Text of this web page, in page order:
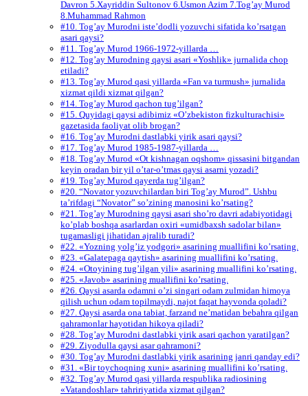
Davron 5.Xayriddin Sultonov 6.Usmon Azim 7.Tog’ay Murod
8.Muhammad Rahmon
#10. Tog’ay Murodni iste’dodli yozuvchi sifatida ko’rsatgan
asari qaysi?
#11. Tog’ay Murod 1966-1972-yillarda …
#12. Tog’ay Murodning qaysi asari «Yoshlik» jurnalida chop
etiladi?
#13. Tog’ay Murod qasi yillarda «Fan va turmush» jurnalida
xizmat qildi xizmat qilgan?
#14. Tog’ay Murod qachon tug’ilgan?
#15. Quyidagi qaysi adibimiz «O’zbekiston fizkulturachisi»
gazetasida faoliyat olib brogan?
#16. Tog’ay Murodni dastlabki yirik asari qaysi?
#17. Tog’ay Murod 1985-1987-yillarda …
#18. Tog’ay Murod «Ot kishnagan oqshom» qissasini bitgandan
keyin oradan bir yil o’tar-o’tmas qaysi asarni yozadi?
#19. Tog’ay Murod qayerda tug’ilgan?
#20. “Novator yozuvchilardan biri Tog’ay Murod”. Ushbu
ta’rifdagi “Novator” so’zining manosini ko’rsating?
#21. Tog’ay Murodning qaysi asari sho’ro davri adabiyotidagi
ko’plab boshqa asarlardan oxiri «umidbaxsh sadolar bilan»
tugamasligi jihatidan ajralib turadi?
#22. «Yozning yolg’iz yodgori» asarining muallifini ko’rsating.
#23. «Galatepaga qaytish» asarining muallifini ko’rsating.
#24. «Otoyining tug’ilgan yili» asarining muallifini ko’rsating.
#25. «Javob» asarining muallifini ko’rsating.
#26. Qaysi asarda odamni o’zi singari odam zulmidan himoya
qilish uchun odam topilmaydi, najot faqat hayvonda qoladi?
#27. Qaysi asarda ona tabiat, farzand ne’matidan bebahra qilgan
qahramonlar hayotidan hikoya qiladi?
#28. Tog’ay Murodni dastlabki yirik asari qachon yaratilgan?
#29. Ziyodulla qaysi asar qahramoni?
#30. Tog’ay Murodni dastlabki yirik asarining janri qanday edi?
#31. «Bir toychoqning xuni» asarining muallifini ko’rsating.
#32. Tog’ay Murod qasi yillarda respublika radiosining
«Vatandoshlar» tahririyatida xizmat qilgan?